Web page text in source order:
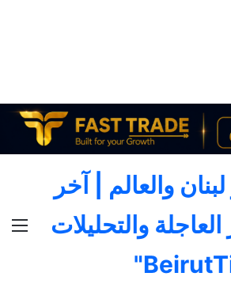
والعالم | آخر
العاجلة والتحليلات